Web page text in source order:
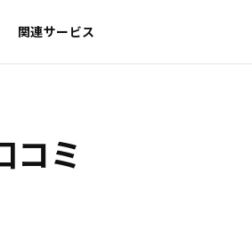
関連サービス
コミ